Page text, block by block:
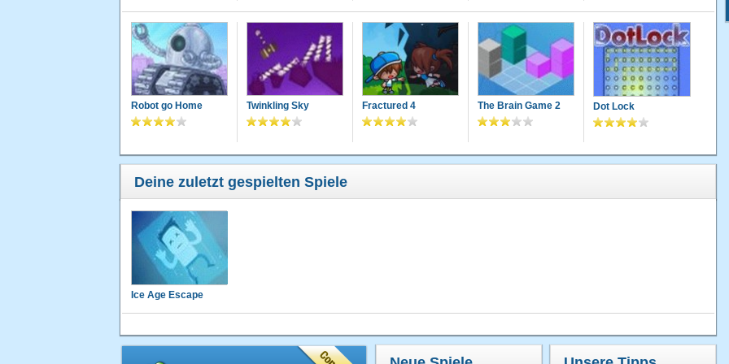
Robot go Home Twinkling Sky Fractured 4 The Brain Game 2 Dot Lock
Deine zuletzt gespielten Spiele
Ice Age Escape